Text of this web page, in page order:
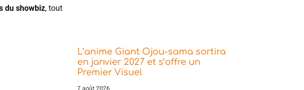
du showbiz, tout
L’anime Giant Ojou-sama sortira
en janvier 2027 et s’offre un
Premier Visuel
7 août 2026